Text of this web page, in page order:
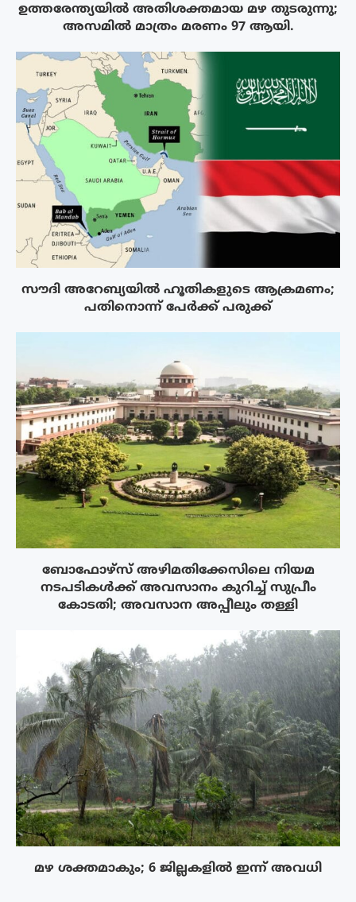
ഉത്തരേന്ത്യയിൽ അതിശക്തമായ മഴ തുടരുന്നു;
അസമിൽ മാത്രം മരണം 97 ആയി.
സൗദി അറേബ്യയിൽ ഹൂതികളുടെ ആക്രമണം;
പതിനൊന്ന് പേർക്ക് പരുക്ക്
ബോഫോഴ്‌സ് അഴിമതിക്കേസിലെ നിയമ
നടപടികൾക്ക് അവസാനം കുറിച്ച് സുപ്രീം
കോടതി; അവസാന അപ്പീലും തള്ളി
മഴ ശക്തമാകും; 6 ജില്ലകളിൽ ഇന്ന് അവധി